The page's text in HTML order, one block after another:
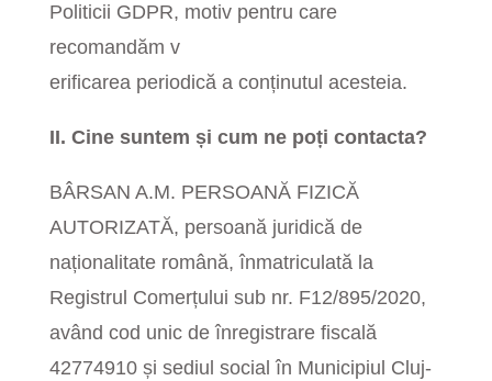
Politicii GDPR, motiv pentru care
recomandăm v
erificarea periodică a conținutul acesteia.
II. Cine suntem și cum ne poți contacta?
BÂRSAN A.M. PERSOANĂ FIZICĂ
AUTORIZATĂ, persoană juridică de
naționalitate română, înmatriculată la
Registrul Comerțului sub nr. F12/895/2020,
având cod unic de înregistrare fiscală
42774910 și sediul social în Municipiul Cluj-